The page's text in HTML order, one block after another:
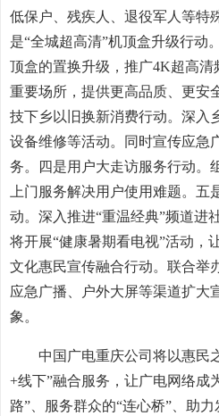
低保户、残疾人、退役军人等特
是“全城超高清”机顶盒升级行动
顶盒的置换升级，推广4K超高
重要场所，提供更高品质、更安
技下乡以旧换新消费行动。深入
设备维修等活动。同时宣传应急
务。四是用户大走访服务行动。
上门服务解决用户使用难题。五
动。深入推进“重温经典”频道进
将开展“健康暑期看电视”活动，
文化惠民宣传融合行动。联合举
应急广播、户外大屏等渠道扩大
象。
中国广电重庆公司将以惠民
+线下”融合服务，让广电网络成
路”、服务群众的“连心桥”、助